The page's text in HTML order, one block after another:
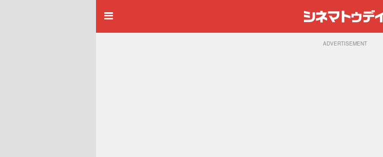
ADVERTISEMENT